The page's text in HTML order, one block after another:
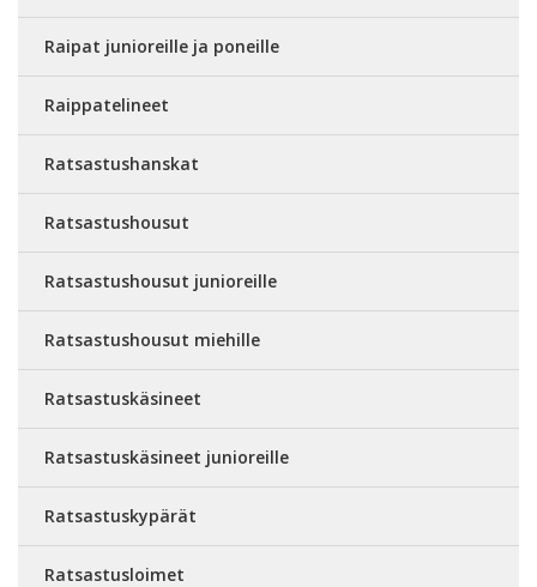
Raipat junioreille ja poneille
Raippatelineet
Ratsastushanskat
Ratsastushousut
Ratsastushousut junioreille
Ratsastushousut miehille
Ratsastuskäsineet
Ratsastuskäsineet junioreille
Ratsastuskypärät
Ratsastusloimet